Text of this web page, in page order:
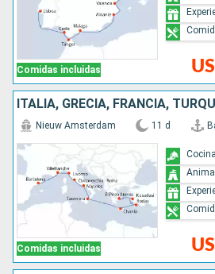
Comidas incluidas
Comidas incluidas
Nieuw Amsterdam 11 d